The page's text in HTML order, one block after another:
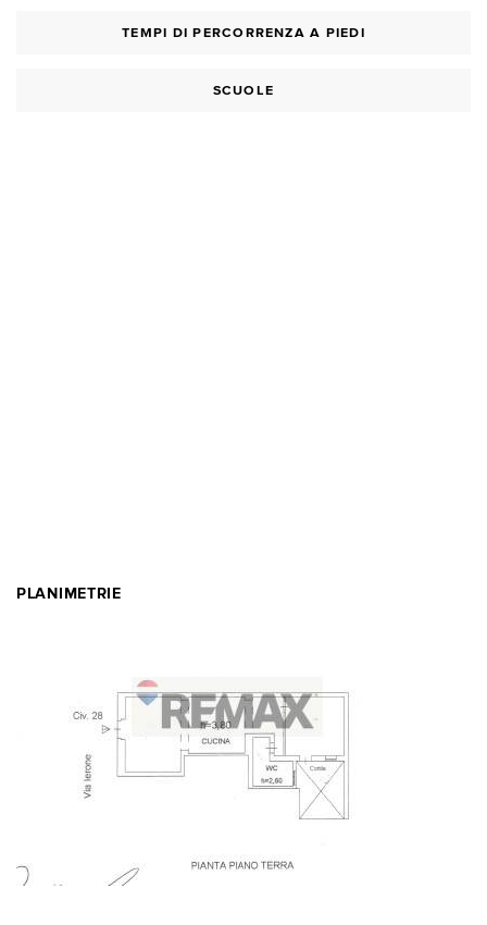
TEMPI DI PERCORRENZA A PIEDI
SCUOLE
PLANIMETRIE